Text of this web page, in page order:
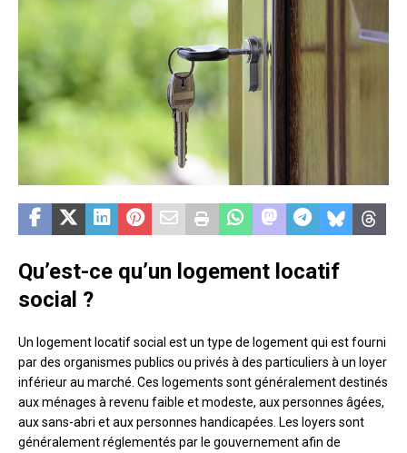
Qu’est-ce qu’un logement locatif
social ?
Un logement locatif social est un type de logement qui est fourni
par des organismes publics ou privés à des particuliers à un loyer
inférieur au marché. Ces logements sont généralement destinés
aux ménages à revenu faible et modeste, aux personnes âgées,
aux sans-abri et aux personnes handicapées. Les loyers sont
généralement réglementés par le gouvernement afin de